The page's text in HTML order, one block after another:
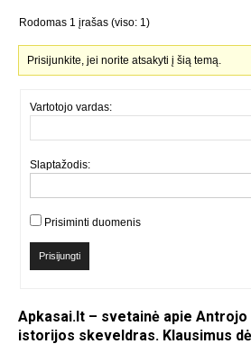
Rodomas 1 įrašas (viso: 1)
Prisijunkite, jei norite atsakyti į šią temą.
Vartotojo vardas:
Slaptažodis:
Prisiminti duomenis
Prisijungti
Apkasai.lt – svetainė apie
istorijos skeveldras. Klausimus